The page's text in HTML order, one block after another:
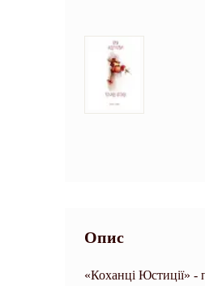
Опис
«Коханці Юстиції» -